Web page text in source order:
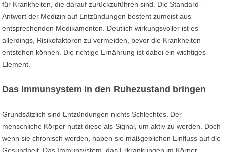
für Krankheiten, die darauf zurückzuführen sind. Die Standard-
Antwort der Medizin auf Entzündungen besteht zumeist aus
entsprechenden Medikamenten. Deutlich wirkungsvoller ist es
allerdings, Risikofaktoren zu vermeiden, bevor die Krankheiten
entstehen können. Die richtige Ernährung ist dabei ein wichtiges
Element.
Das Immunsystem in den Ruhezustand bringen
Grundsätzlich sind Entzündungen nichts Schlechtes. Der
menschliche Körper nutzt diese als Signal, um aktiv zu werden. Doch
wenn sie chronisch werden, haben sie maßgeblichen Einfluss auf die